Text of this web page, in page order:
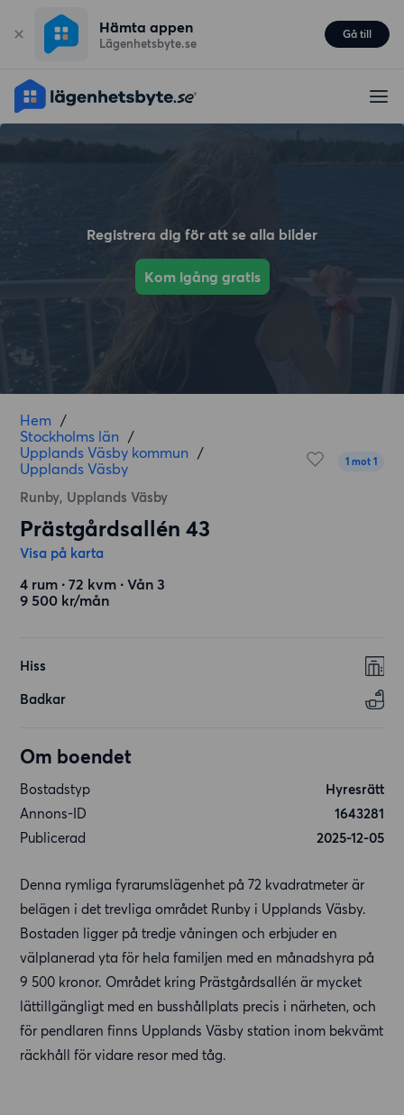
Hämta appen
Lägenhetsbyte.se
Gå till
Registrera dig för att se alla bilder
Kom igång gratis
Hem /
Stockholms län /
Upplands Väsby kommun /
Upplands Väsby
Runby, Upplands Väsby
1 mot 1
Prästgårdsallén 43
Visa på karta
4 rum ∙ 72 kvm ∙ Vån 3
9 500 kr/mån
Hiss
Badkar
Om boendet
Bostadstyp
Hyresrätt
Annons-ID
1643281
Publicerad
2025-12-05
Denna rymliga fyrarumslägenhet på 72 kvadratmeter är
belägen i det trevliga området Runby i Upplands Väsby.
Bostaden ligger på tredje våningen och erbjuder en
välplanerad yta för hela familjen med en månadshyra på
9 500 kronor. Området kring Prästgårdsallén är mycket
lättillgängligt med en busshållplats precis i närheten, och
för pendlaren finns Upplands Väsby station inom bekvämt
räckhåll för vidare resor med tåg.